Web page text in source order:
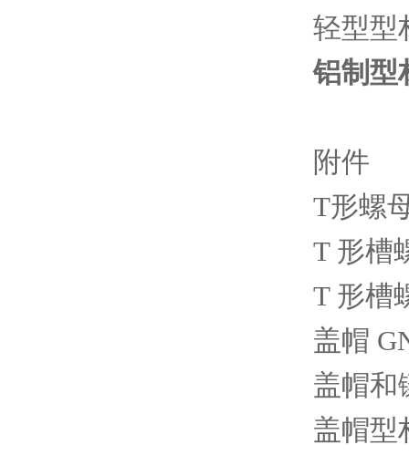
轻型型
铝制型
附件
T形螺
T 形槽
T 形槽
盖帽
盖帽和
盖帽型